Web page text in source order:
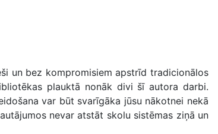
un bez kompromisiem apstrīd tradicionālos
plauktā nonāk divi šī autora darbi.
var būt svarīgāka jūsu nākotnei nekā
nevar atstāt skolu sistēmas ziņā un